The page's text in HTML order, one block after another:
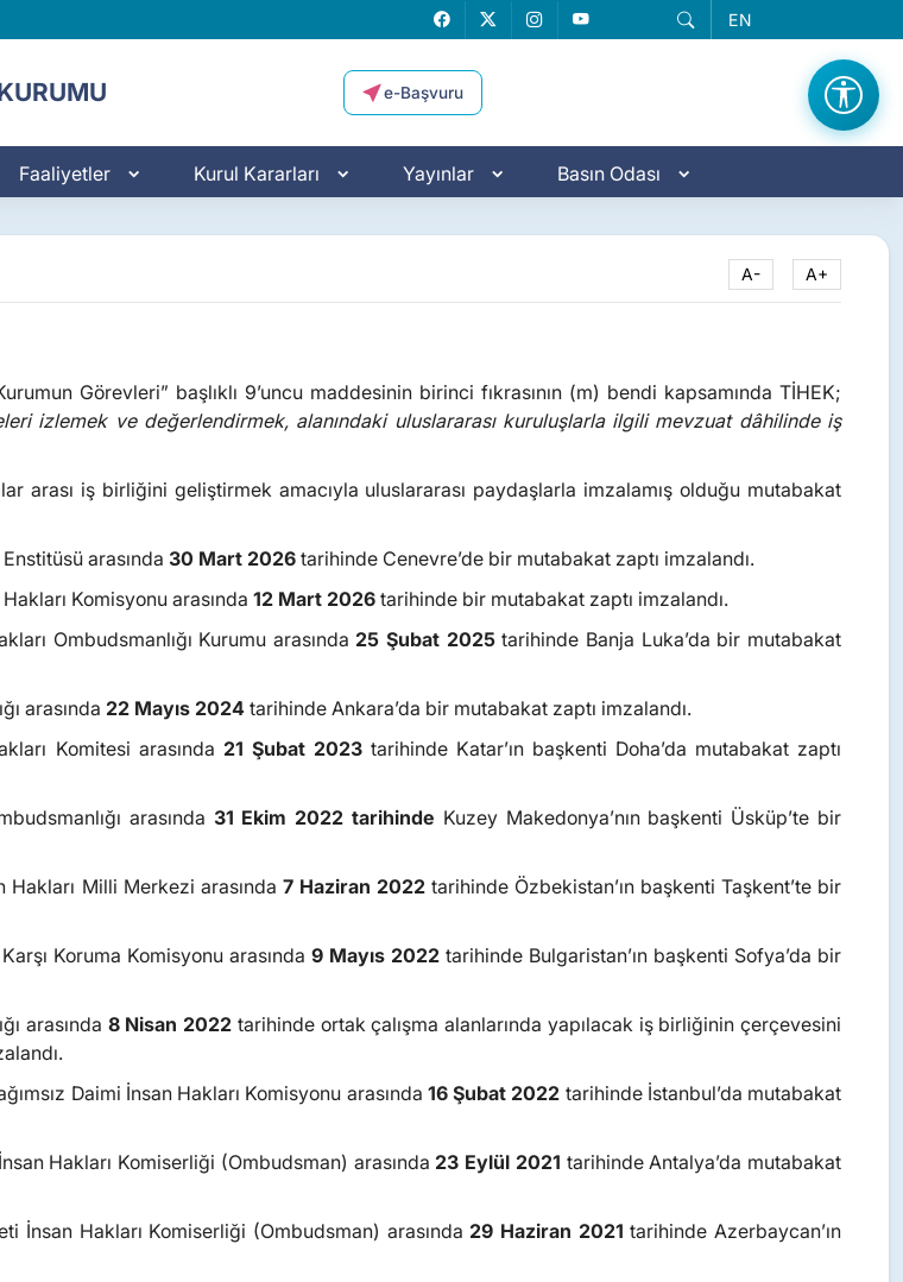
Facebook
X InstagramYouTube
EN
e-Başvuru
Faaliyetler Kurul Kararları Yayınlar Basın Odası
A- A+
Görevleri” başlıklı 9’uncu maddesinin birinci fıkrasının (m) bendi kapsamında TİHEK;
izlemek ve değerlendirmek, alanındaki uluslararası kuruluşlarla ilgili mevzuat dâhilinde iş
arası iş birliğini geliştirmek amacıyla uluslararası paydaşlarla imzalamış olduğu mutabakat
arasında 30 Mart 2026 tarihinde Cenevre’de bir mutabakat zaptı imzalandı.
Komisyonu arasında 12 Mart 2026 tarihinde bir mutabakat zaptı imzalandı.
Ombudsmanlığı Kurumu arasında 25 Şubat 2025tarihinde Banja Luka’da bir mutabakat
arasında 22 Mayıs 2024 tarihinde Ankara’da bir mutabakat zaptı imzalandı.
Komitesi arasında 21 Şubat 2023 tarihinde Katar’ın başkenti Doha’da mutabakat zaptı
arasında 31 Ekim 2022 tarihinde Kuzey Makedonya’nın başkenti Üsküp’te bir
Milli Merkezi arasında 7 Haziran 2022 tarihinde Özbekistan’ın başkenti Taşkent’te bir
Koruma Komisyonu arasında 9 Mayıs 2022 tarihinde Bulgaristan’ın başkenti Sofya’da bir
arasında 8 Nisan 2022 tarihinde ortak çalışma alanlarında yapılacak iş birliğinin çerçevesini
Daimi İnsan Hakları Komisyonu arasında 16 Şubat 2022 tarihinde İstanbul’da mutabakat
Hakları Komiserliği (Ombudsman) arasında 23 Eylül 2021 tarihinde Antalya’da mutabakat
İnsan Hakları Komiserliği (Ombudsman) arasında 29 Haziran 2021 tarihinde Azerbaycan’ın